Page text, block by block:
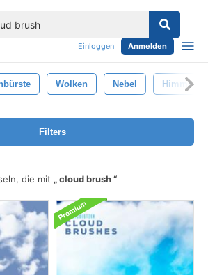
Einloggen Anmelden
Wolken Nebel Himmel
Filters
die mit
cloud brush